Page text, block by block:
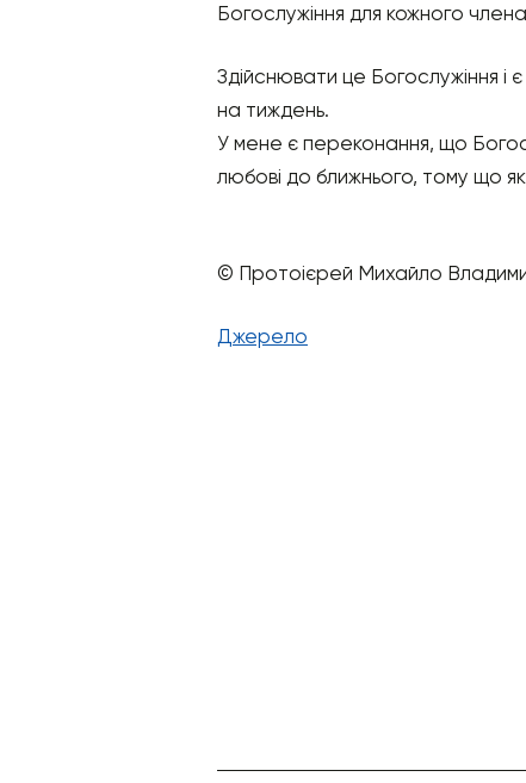
Богослужіння для кожного
Здійснювати це Богослужіння і
на тиждень.
У мене є переконання, що
любові до ближнього, тому що
© Протоієрей Михайло
Джерело